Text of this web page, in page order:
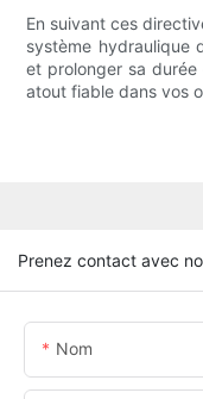
En suivant ces
système hydraulique
et prolonger sa durée
atout fiable dans vos
Prenez contact avec
Nom